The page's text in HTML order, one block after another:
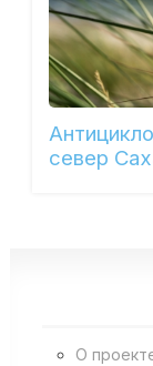
север
О